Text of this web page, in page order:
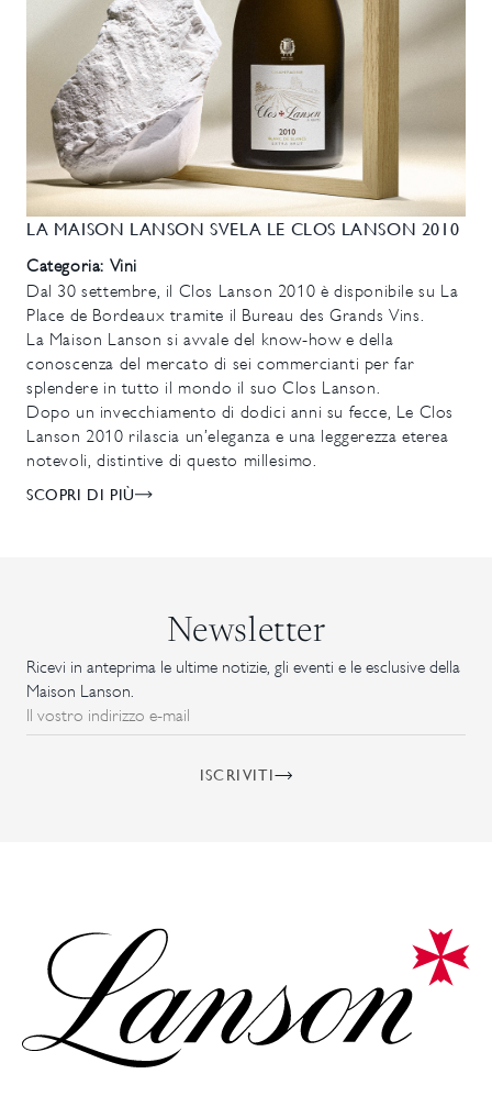
LA MAISON LANSON SVELA LE CLOS LANSON 2010
Categoria: Vini
Dal 30 settembre, il Clos Lanson 2010 è disponibile su La
Place de Bordeaux tramite il Bureau des Grands Vins.
La Maison Lanson si avvale del know-how e della
conoscenza del mercato di sei commercianti per far
splendere in tutto il mondo il suo Clos Lanson.
Dopo un invecchiamento di dodici anni su fecce, Le Clos
Lanson 2010 rilascia un’eleganza e una leggerezza eterea
notevoli, distintive di questo millesimo.
SCOPRI DI PIÙ
Newsletter
Ricevi in anteprima le ultime notizie, gli eventi e le esclusive della
Maison Lanson.
Il vostro indirizzo e-mail
ISCRIVITI